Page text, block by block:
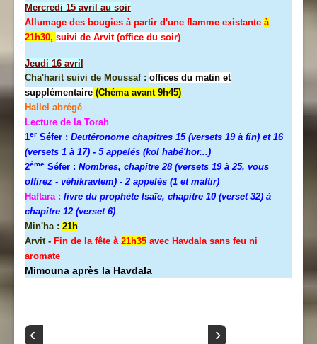
Mercredi 15 avril au soir
Allumage des bougies à partir d'une flamme existante à
21h30, suivi de Arvit (office du soir)
Jeudi 16 avril
Cha'harit suivi de Moussaf : offices du matin et
supplémentaire (Chéma avant 9h45)
Hallel abrégé
Lecture de la Torah
1er Séfer : Deutéronome chapitres 15 (versets 19 à fin) et 16
(versets 1 à 17) - 5 appelés (kol habé'hor...)
2ème Séfer : Nombres, chapitre 28 (versets 19 à 25, vous
offirez - véhikravtem) - 2 appelés (1 et maftir)
Haftara : livre du prophète Isaïe, chapitre 10 (verset 32) à
chapitre 12 (verset 6)
Min'ha : 21h
Arvit - Fin de la fête à 21h35 avec Havdala sans feu ni
aromate
Mimouna après la Havdala
‹ ›